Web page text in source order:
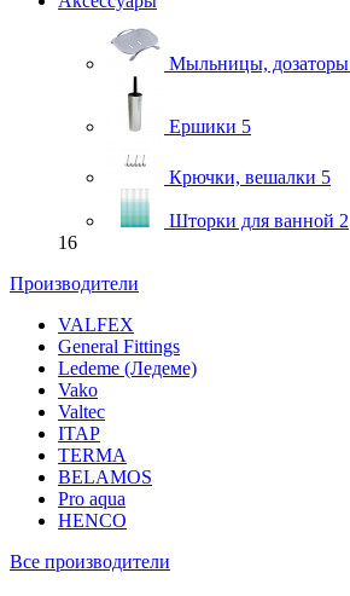
Мыльницы, дозаторы
Ершики 5
Крючки, вешалки 5
Шторки для ванной 2
16
Производители
VALFEX
General Fittings
Ledeme (Ледеме)
Vako
Valtec
ITAP
TERMA
BELAMOS
Pro aqua
HENCO
Все производители